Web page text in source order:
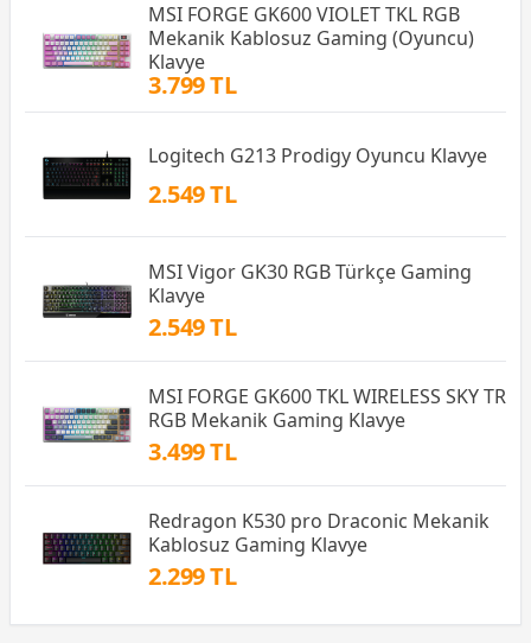
MSI FORGE GK600 VIOLET TKL RGB
Mekanik Kablosuz Gaming (Oyuncu)
Klavye
3.799 TL
Logitech G213 Prodigy Oyuncu Klavye
2.549 TL
MSI Vigor GK30 RGB Türkçe Gaming
Klavye
2.549 TL
MSI FORGE GK600 TKL WIRELESS SKY TR
RGB Mekanik Gaming Klavye
3.499 TL
Redragon K530 pro Draconic Mekanik
Kablosuz Gaming Klavye
2.299 TL